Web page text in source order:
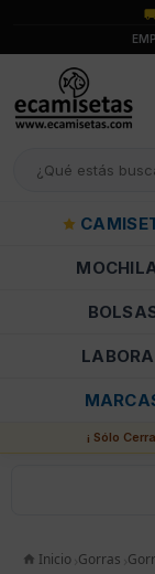
¡ Sólo
Inicio Gorras